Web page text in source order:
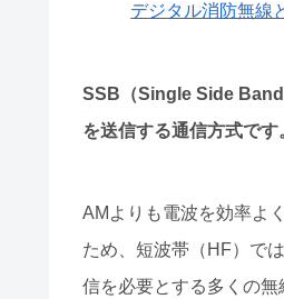
デジタル消防無線
SSB（Single Side Band
を送信する通信方式です
AMよりも電波を効率よ
ため、短波帯（HF）で
信を必要とする多くの